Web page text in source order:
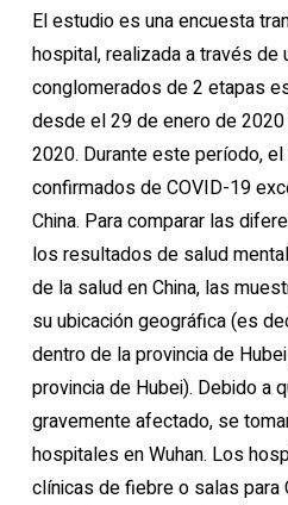
El estudio es una encuesta
hospital, realizada a través de
conglomerados de 2 etapas
desde el 29 de enero de
2020. Durante este período,
confirmados de COVID-19
China. Para comparar las
los resultados de salud
de la salud en China, las
su ubicación geográfica (es
dentro de la provincia de
provincia de Hubei). Debido a
gravemente afectado, se
hospitales en Wuhan. Los
clínicas de fiebre o salas para